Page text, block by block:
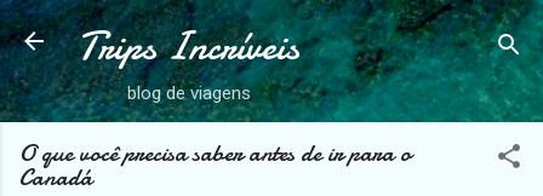
Pular para o conteúdo principal
Trips Incríveis
blog de viagens
O que você precisa saber antes de ir para o
Canadá